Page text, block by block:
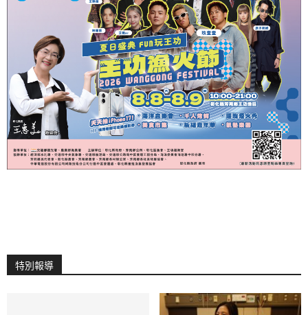
特別報導